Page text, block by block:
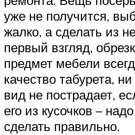
уже не получится,
жалко, а сделать из
первый взгляд,
предмет мебели
качество табурета,
вид не пострадает,
его из кусочков –
сделать правильно.